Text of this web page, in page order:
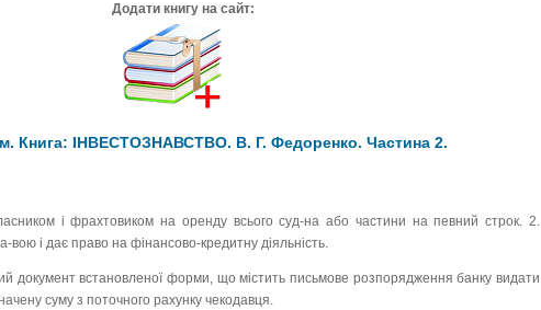
Додати книгу на сайт:
Книга: ІНВЕСТОЗНАВСТВО. В. Г. Федоренко. Частина 2.
і фрахтовиком на оренду всього суд-на або частини на певний строк. 2.
вою і дає право на фінансово-кредитну діяльність.
документ встановленої форми, що містить письмове розпорядження банку видати
суму з поточного рахунку чекодавця.